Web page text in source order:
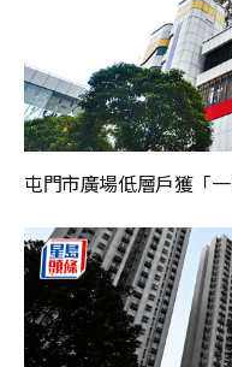
屯門市廣場低層戶獲「